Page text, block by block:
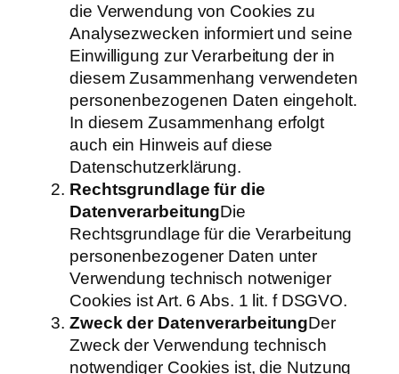
die Verwendung von Cookies zu
Analysezwecken informiert und seine
Einwilligung zur Verarbeitung der in
diesem Zusammenhang verwendeten
personenbezogenen Daten eingeholt.
In diesem Zusammenhang erfolgt
auch ein Hinweis auf diese
Datenschutzerklärung.
Rechtsgrundlage für die
DatenverarbeitungDie
Rechtsgrundlage für die Verarbeitung
personenbezogener Daten unter
Verwendung technisch notweniger
Cookies ist Art. 6 Abs. 1 lit. f DSGVO.
Zweck der DatenverarbeitungDer
Zweck der Verwendung technisch
notwendiger Cookies ist, die Nutzung